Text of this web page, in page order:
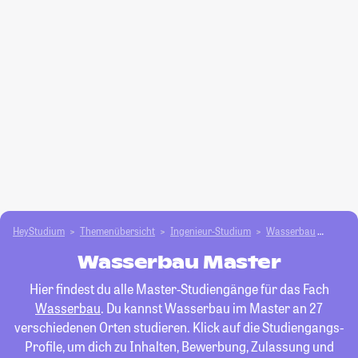
HeyStudium Themenübersicht Ingenieur-Studium Wasserbau
Wasserbau Master
Hier findest du alle Master-Studiengänge für das Fach
Wasserbau. Du kannst Wasserbau im Master an 27
verschiedenen Orten studieren. Klick auf die Studiengangs-
Profile, um dich zu Inhalten, Bewerbung, Zulassung und